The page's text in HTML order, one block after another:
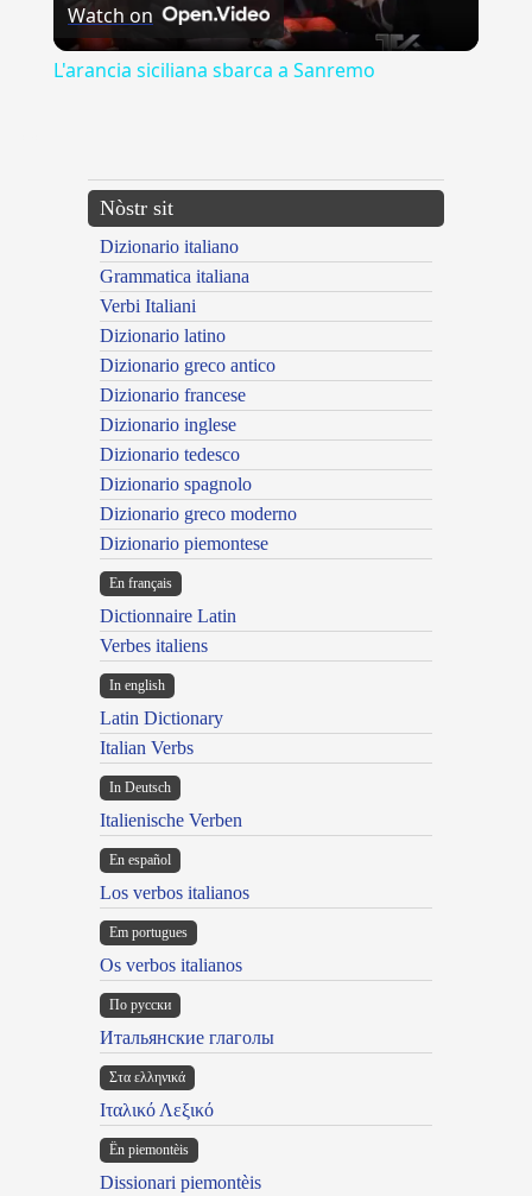
Video
Watch on
L'arancia siciliana sbarca a Sanremo
Nòstr sit
Dizionario italiano
Grammatica italiana
Verbi Italiani
Dizionario latino
Dizionario greco antico
Dizionario francese
Dizionario inglese
Dizionario tedesco
Dizionario spagnolo
Dizionario greco moderno
Dizionario piemontese
En français
Dictionnaire Latin
Verbes italiens
In english
Latin Dictionary
Italian Verbs
In Deutsch
Italienische Verben
En español
Los verbos italianos
Em portugues
Os verbos italianos
По русски
Итальянские глаголы
Στα ελληνικά
Ιταλικό Λεξικό
Ën piemontèis
Dissionari piemontèis